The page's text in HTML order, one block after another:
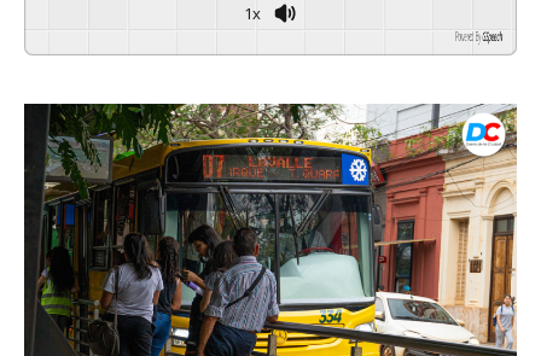
1x
GSpeech